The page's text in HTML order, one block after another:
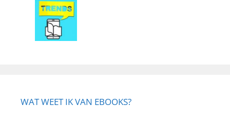
WAT WEET IK VAN EBOOKS?